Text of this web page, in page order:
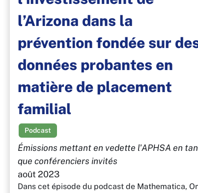
l’Arizona dans la
prévention fondée sur
données probantes en
matière de placement
familial
Podcast
Émissions mettant en vedette l'APHSA en
que conférenciers invités
août 2023
Dans cet épisode du podcast de Mathematica,